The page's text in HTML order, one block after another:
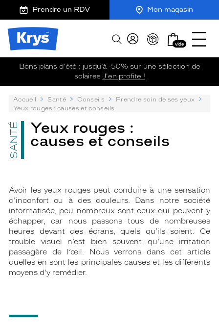
AU
Opticien
Krys
confiance
Prendre un RDV Mon magasin
Afficher
recherche
Mon
panier
vide
Ouvrir
menu
Bons plans d'été : jusqu’à -50% sur une sélection de
solaires J'en profite !
Accueil Santé Conseils
Prendre soin de ses yeux
Yeux rouges : causes et conseils
SANTÉ Yeux rouges :
causes et conseils
Avoir les yeux rouges peut conduire à une sensation
d'inconfort ou à des douleurs. Dans notre société
informatisée, peu nombreux sont ceux qui peuvent y
échapper, car nous passons tous de nombreuses
heures devant des écrans, quels qu’ils soient. Ce
trouble visuel n’est bien souvent qu’une irritation
passagère de l’œil. Nous verrons dans cet article
quelles en sont les principales causes et les différents
moyens d’y remédier.